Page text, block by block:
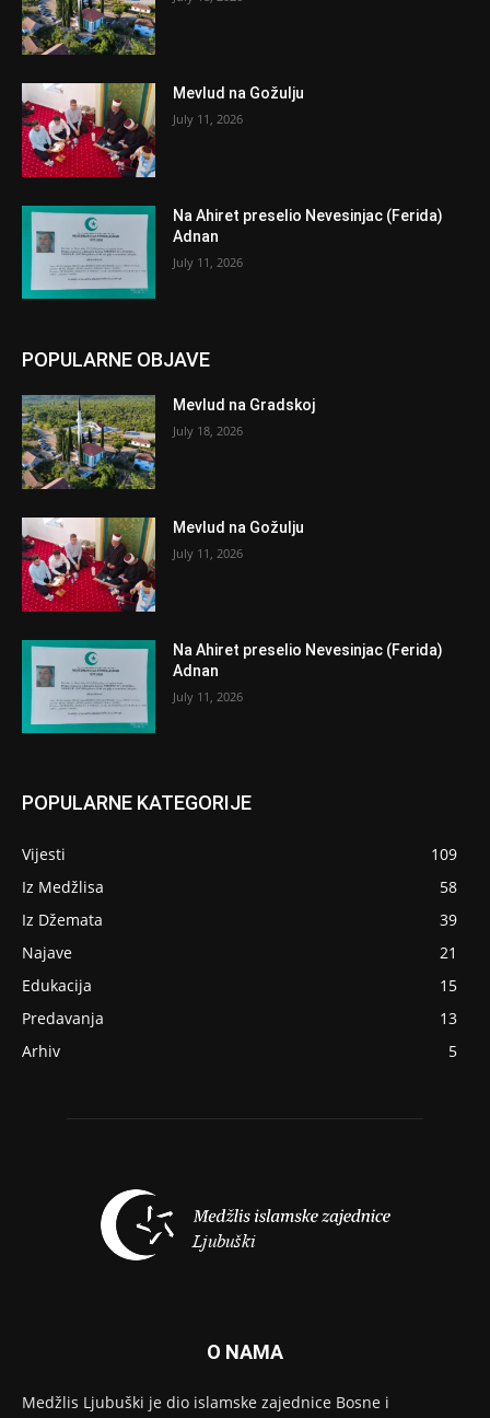
Mevlud na Gožulju
July 11, 2026
Na Ahiret preselio Nevesinjac (Ferida)
Adnan
July 11, 2026
POPULARNE OBJAVE
Mevlud na Gradskoj
July 18, 2026
Mevlud na Gožulju
July 11, 2026
Na Ahiret preselio Nevesinjac (Ferida)
Adnan
July 11, 2026
POPULARNE KATEGORIJE
Vijesti
109
Iz Medžlisa
58
Iz Džemata
39
Najave
21
Edukacija
15
Predavanja
13
Arhiv
5
O NAMA
Medžlis Ljubuški je dio islamske zajednice Bosne i